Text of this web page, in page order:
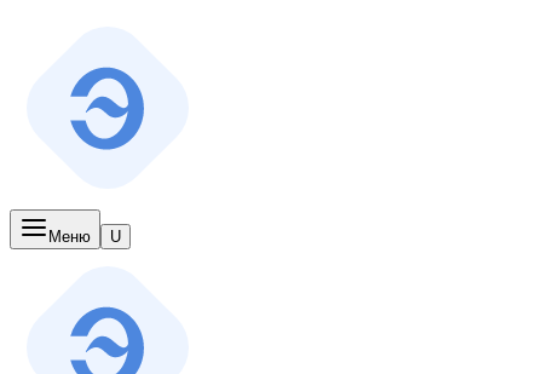
Меню U